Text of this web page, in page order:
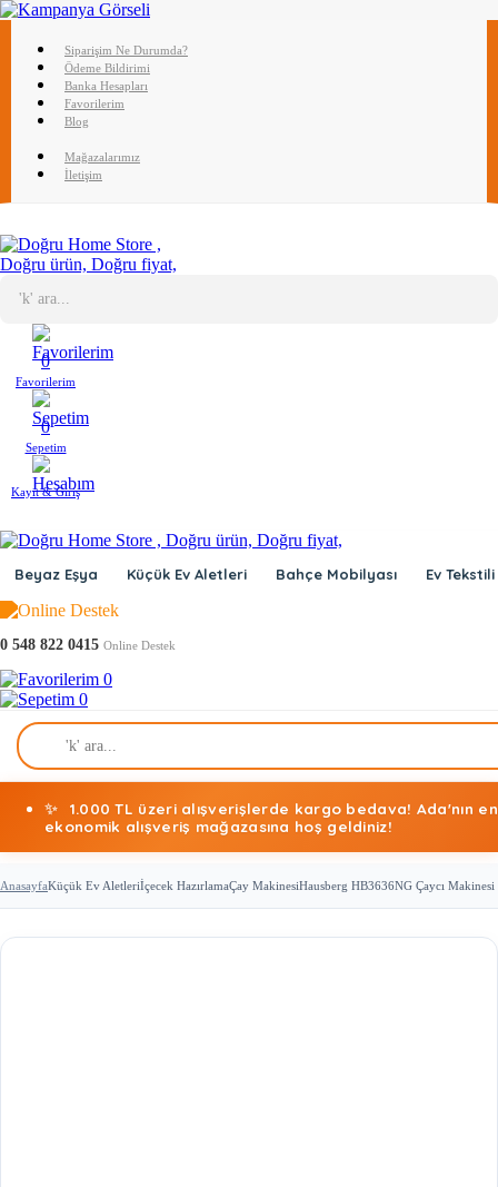
Siparişim Ne Durumda?
Ödeme Bildirimi
Banka Hesapları
Favorilerim
Blog
Mağazalarımız
İletişim
0
Favorilerim
0
Sepetim
Kayıt & Giriş
Beyaz Eşya Küçük Ev Aletleri Bahçe Mobilyası Ev Tekstili
0 548 822 0415 Online Destek
0
0
✨
1.000 TL üzeri alışverişlerde kargo bedava! Ada'nın en
ekonomik alışveriş mağazasına hoş geldiniz!
AnasayfaKüçük Ev Aletleriİçecek HazırlamaÇay MakinesiHausberg HB3636NG Çaycı Makinesi